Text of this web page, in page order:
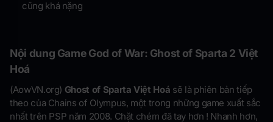
cũng khá nặng
Nội dung Game God of War: Ghost of Sparta 2 Việt
Hoá
(AowVN.org) Ghost of Sparta Việt Hoá sẽ là phiên bản tiếp
theo của Chains of Olympus, một trong những game xuất sắc
nhất trên PSP năm 2008. Chặt chém đã tay hơn ! Nhanh hơn,